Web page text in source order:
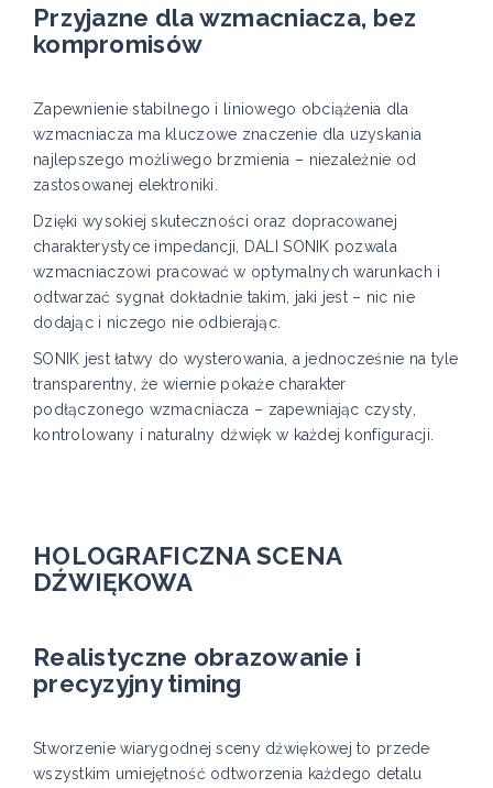
Przyjazne dla wzmacniacza, bez
kompromisów
Zapewnienie stabilnego i liniowego obciążenia dla
wzmacniacza ma kluczowe znaczenie dla uzyskania
najlepszego możliwego brzmienia – niezależnie od
zastosowanej elektroniki.
Dzięki wysokiej skuteczności oraz dopracowanej
charakterystyce impedancji, DALI SONIK pozwala
wzmacniaczowi pracować w optymalnych warunkach i
odtwarzać sygnał dokładnie takim, jaki jest – nic nie
dodając i niczego nie odbierając.
SONIK jest łatwy do wysterowania, a jednocześnie na tyle
transparentny, że wiernie pokaże charakter
podłączonego wzmacniacza – zapewniając czysty,
kontrolowany i naturalny dźwięk w każdej konfiguracji.
HOLOGRAFICZNA SCENA
DŹWIĘKOWA
Realistyczne obrazowanie i
precyzyjny timing
Stworzenie wiarygodnej sceny dźwiękowej to przede
wszystkim umiejętność odtworzenia każdego detalu